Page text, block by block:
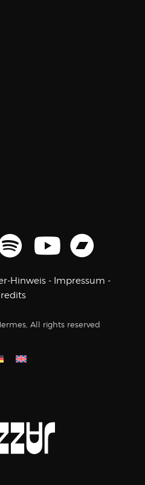
Hinweis - Impressum -
All rights reserved